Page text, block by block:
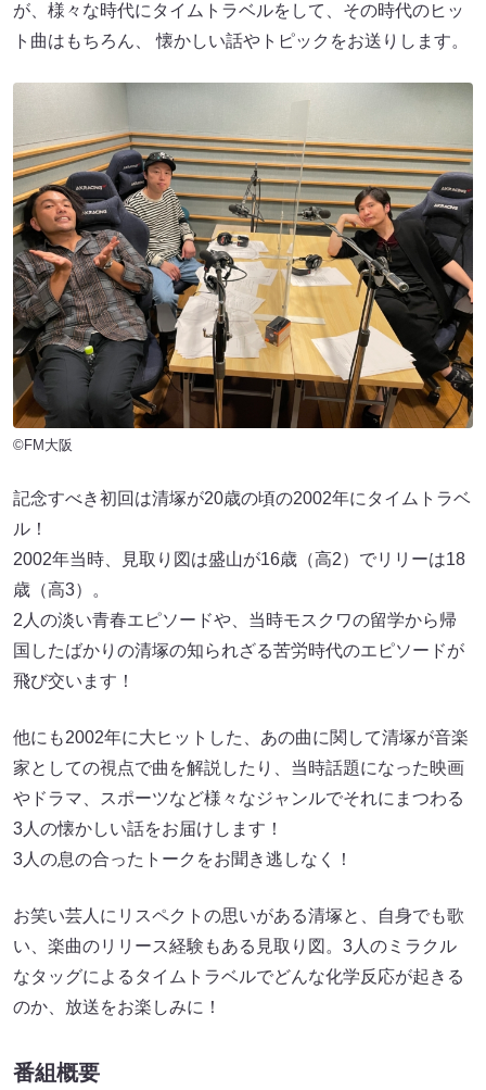
が、様々な時代にタイムトラベルをして、その時代のヒッ
ト曲はもちろん、 懐かしい話やトピックをお送りします。
©FM大阪
記念すべき初回は清塚が20歳の頃の2002年にタイムトラベ
ル！
2002年当時、見取り図は盛山が16歳（高2）でリリーは18
歳（高3）。
2人の淡い青春エピソードや、当時モスクワの留学から帰
国したばかりの清塚の知られざる苦労時代のエピソードが
飛び交います！
他にも2002年に大ヒットした、あの曲に関して清塚が音楽
家としての視点で曲を解説したり、当時話題になった映画
やドラマ、スポーツなど様々なジャンルでそれにまつわる
3人の懐かしい話をお届けします！
3人の息の合ったトークをお聞き逃しなく！
お笑い芸人にリスペクトの思いがある清塚と、自身でも歌
い、楽曲のリリース経験もある見取り図。3人のミラクル
なタッグによるタイムトラベルでどんな化学反応が起きる
のか、放送をお楽しみに！
番組概要